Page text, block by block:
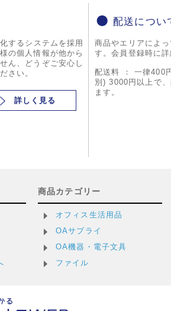
するシステムを採用
の個人情報が他から
ん、どうぞご安心し
さい。
詳しく見る
配送につい
商品やエリアによ
す。会員登録時に
配送料 ： 一律400
別) 3000円以上で
ます。
商品カテゴリー
オフィス生活用品
OAサプライ
OA機器・電子文具
ファイル